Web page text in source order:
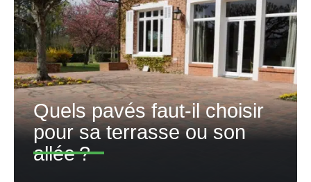
Quels pavés faut-il choisir
pour sa terrasse ou son
allée ?